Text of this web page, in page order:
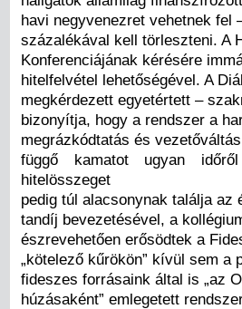
havi negyvenezret vehetnek fel
százalékával kell törleszteni. A
Konferenciájának kérésére
hitelfelvétel lehetőségével. A
megkérdezett egyetértett –
bizonyítja, hogy a rendszer a
megrázkódtatás és
függő kamatot ugyan
hitelösszeget
pedig túl alacsonynak találja az
tandíj bevezetésével, a
észrevehetően erősödtek a
„kötelező kűrökön” kívül sem
fideszes forrásaink által is „az
húzásaként” emlegetett